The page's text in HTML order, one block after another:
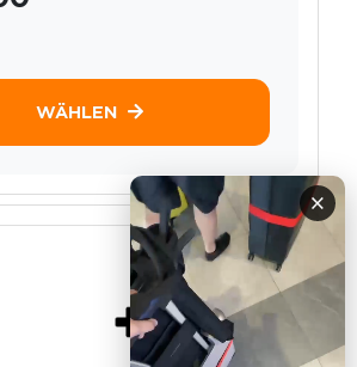
×
WÄHLEN